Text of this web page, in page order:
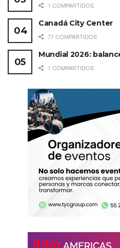
1 COMPARTIDOS
Canadá City Center
71 COMPARTIDOS
Mundial 2026:
1 COMPARTIDOS